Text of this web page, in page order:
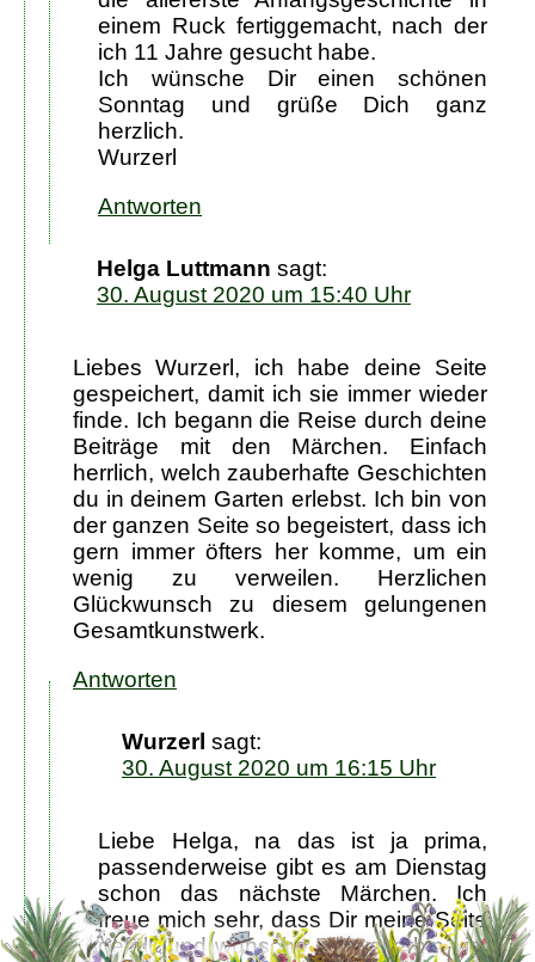
einem Ruck fertiggemacht, nach der
ich 11 Jahre gesucht habe.
Ich wünsche Dir einen schönen
Sonntag und grüße Dich ganz
herzlich.
Wurzerl
Antworten
Helga Luttmann sagt:
30. August 2020 um 15:40 Uhr
Liebes Wurzerl, ich habe deine Seite
gespeichert, damit ich sie immer wieder
finde. Ich begann die Reise durch deine
Beiträge mit den Märchen. Einfach
herrlich, welch zauberhafte Geschichten
du in deinem Garten erlebst. Ich bin von
der ganzen Seite so begeistert, dass ich
gern immer öfters her komme, um ein
wenig zu verweilen. Herzlichen
Glückwunsch zu diesem gelungenen
Gesamtkunstwerk.
Antworten
Wurzerl sagt:
30. August 2020 um 16:15 Uhr
Liebe Helga, na das ist ja prima,
passenderweise gibt es am Dienstag
schon das nächste Märchen. Ich
freue mich sehr, dass Dir meine Seite
gefällt und wünsche Dir weiterhin viel